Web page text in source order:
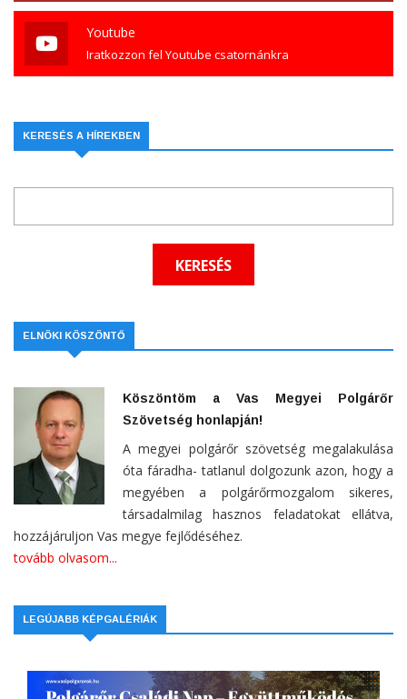
Youtube
Iratkozzon fel Youtube csatornánkra
KERESÉS A HÍREKBEN
ELNÖKI KÖSZÖNTŐ
Köszöntöm a Vas Megyei Polgárőr
Szövetség honlapján!
A megyei polgárőr szövetség megalakulása
óta fáradha- tatlanul dolgozunk azon, hogy a
megyében a polgárőrmozgalom sikeres,
társadalmilag hasznos feladatokat ellátva,
hozzájáruljon Vas megye fejlődéséhez.
tovább olvasom...
LEGÚJABB KÉPGALÉRIÁK